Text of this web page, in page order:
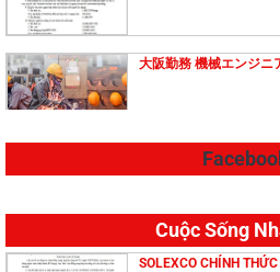
大阪勤務 機械エンジニ
【島根県勤務】技能実
無料！
大阪（日本）で勤務す
Cuộc Sống
SOLEXCO CHÍNH